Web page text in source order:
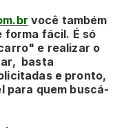
você também
forma fácil. É só
e realizar o
basta
e pronto,
para quem buscá-